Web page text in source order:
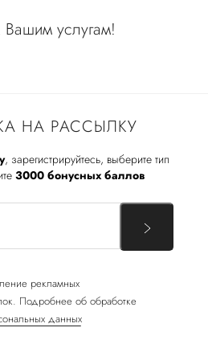
НА РАССЫЛКУ
, зарегистрируйтесь, выберите тип
3000 бонусных баллов
рекламных
Подробнее об обработке
данных
Вашим услугам!